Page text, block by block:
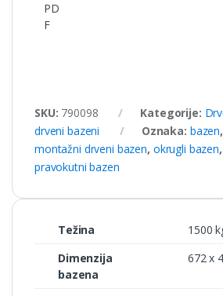
SKU: 790098 Kategorije:
drveni bazeni
Oznaka: bazen,
montažni drveni bazen, okrugli bazen,
pravokutni bazen
Težina
1500
Dimenzija
bazena
672 x